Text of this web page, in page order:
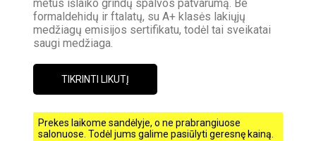
metus išlaiko grindų spalvos patvarumą. Be
formaldehidų ir ftalatų, su A+ klasės lakiųjų
medžiagų emisijos sertifikatu, todėl tai sveikatai
saugi medžiaga.
TIKRINTI LIKUTĮ
Prekes laikome sandėlyje, o ne prabrangiuose
salonuose. Todėl jums galime pasiūlyti geresnę kainą.